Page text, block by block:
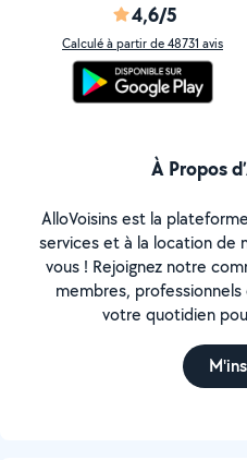
4,6/5
Calculé à partir de 48731 avis
À Propos
AlloVoisins est la
services et à la location de
vous ! Rejoignez notre
membres,
votre quotidien